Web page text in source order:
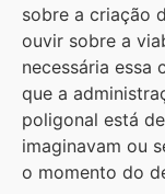
sobre a criação
ouvir sobre a
necessária essa
que a
poligonal está
imaginavam ou
o momento do